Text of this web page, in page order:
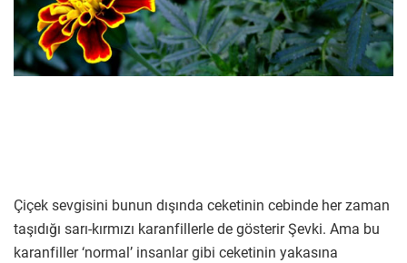
Çiçek sevgisini bunun dışında ceketinin cebinde her zaman
taşıdığı sarı-kırmızı karanfillerle de gösterir Şevki. Ama bu
karanfiller ‘normal’ insanlar gibi ceketinin yakasına